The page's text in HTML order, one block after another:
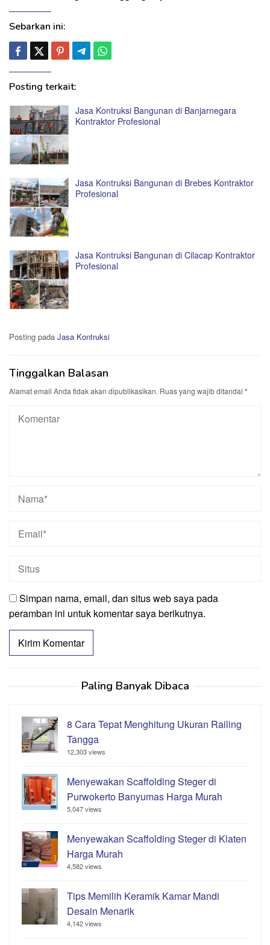
Sebarkan ini:
Posting terkait:
Jasa Kontruksi Bangunan di Banjarnegara
Kontraktor Profesional
Jasa Kontruksi Bangunan di Brebes Kontraktor
Profesional
Jasa Kontruksi Bangunan di Cilacap Kontraktor
Profesional
Posting pada Jasa Kontruksi
Tinggalkan Balasan
Alamat email Anda tidak akan dipublikasikan. Ruas yang wajib ditandai *
Simpan nama, email, dan situs web saya pada
peramban ini untuk komentar saya berikutnya.
Paling Banyak Dibaca
8 Cara Tepat Menghitung Ukuran Railing
Tangga
12,303 views
Menyewakan Scaffolding Steger di
Purwokerto Banyumas Harga Murah
5,047 views
Menyewakan Scaffolding Steger di Klaten
Harga Murah
4,582 views
Tips Memilih Keramik Kamar Mandi
Desain Menarik
4,142 views